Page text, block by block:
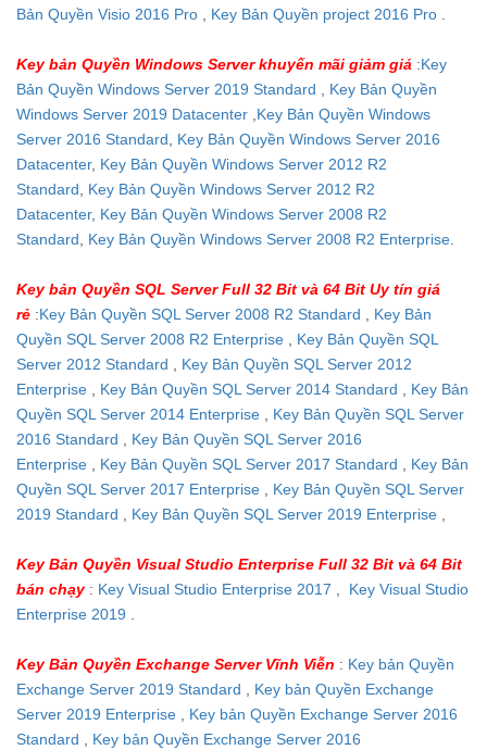
Bản Quyền Visio 2016 Pro , Key Bản Quyền project 2016 Pro .
Key bản Quyền Windows Server khuyến mãi giảm giá :Key
Bản Quyền Windows Server 2019 Standard , Key Bản Quyền
Windows Server 2019 Datacenter ,Key Bản Quyền Windows
Server 2016 Standard, Key Bản Quyền Windows Server 2016
Datacenter, Key Bản Quyền Windows Server 2012 R2
Standard, Key Bản Quyền Windows Server 2012 R2
Datacenter, Key Bản Quyền Windows Server 2008 R2
Standard, Key Bản Quyền Windows Server 2008 R2 Enterprise.
Key bản Quyền SQL Server Full 32 Bit và 64 Bit Uy tín giá
rẻ :Key Bản Quyền SQL Server 2008 R2 Standard , Key Bản
Quyền SQL Server 2008 R2 Enterprise , Key Bản Quyền SQL
Server 2012 Standard , Key Bản Quyền SQL Server 2012
Enterprise , Key Bản Quyền SQL Server 2014 Standard , Key Bản
Quyền SQL Server 2014 Enterprise , Key Bản Quyền SQL Server
2016 Standard , Key Bản Quyền SQL Server 2016
Enterprise , Key Bản Quyền SQL Server 2017 Standard , Key Bản
Quyền SQL Server 2017 Enterprise , Key Bản Quyền SQL Server
2019 Standard , Key Bản Quyền SQL Server 2019 Enterprise ,
Key Bản Quyền Visual Studio Enterprise Full 32 Bit và 64 Bit
bán chạy: Key Visual Studio Enterprise 2017 , Key Visual Studio
Enterprise 2019 .
Key Bản Quyền Exchange Server Vĩnh Viễn : Key bản Quyền
Exchange Server 2019 Standard , Key bản Quyền Exchange
Server 2019 Enterprise , Key bản Quyền Exchange Server 2016
Standard , Key bản Quyền Exchange Server 2016